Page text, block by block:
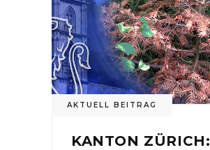
AKTUELL BEITRAG
KANTON ZÜRICH: